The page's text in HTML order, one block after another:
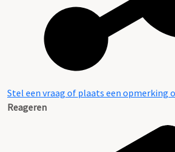
Stel een vraag of plaats een opmerking
Reageren